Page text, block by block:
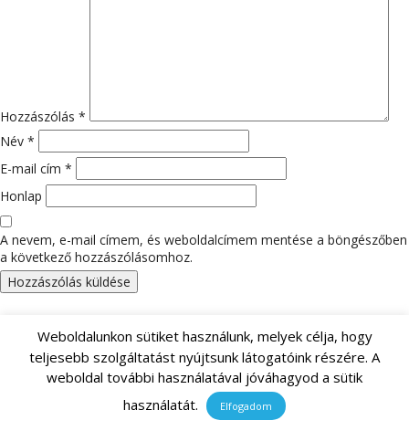
Hozzászólás *
Név *
E-mail cím *
Honlap
A nevem, e-mail címem, és weboldalcímem mentése a böngészőben
a következő hozzászólásomhoz.
Keresés:
LEGUTÓBBI HOZZÁSZÓLÁSOK
Weboldalunkon sütiket használunk, melyek célja, hogy
teljesebb szolgáltatást nyújtsunk látogatóink részére. A
weboldal további használatával jóváhagyod a sütik
használatát.
Elfogadom